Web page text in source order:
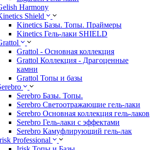
Harmony
Shield
Kinetics Базы. Топы. Праймеры
Kinetics Гель-лаки SHIELD
Grattol - Oснoвнaя коллекция
Grattol Коллекция - Драгоценные
камни
Grattol Топы и базы
Serebro Базы. Топы.
Serebro Светоотражающие гель-лаки
Serebro Основная коллекция гель-лаков
Serebro Гель-лаки с эффектами
Serebro Камуфлирующий гель-лак
Professional